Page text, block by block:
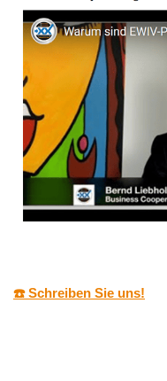
☎️ Schreiben Sie uns!